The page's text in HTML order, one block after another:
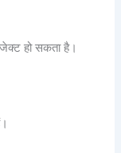
हो सकता है।